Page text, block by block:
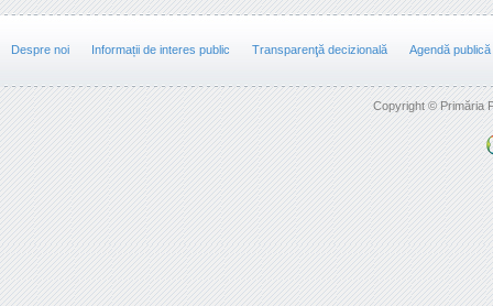
Despre noi Informații de interes public Transparenţă decizională Agendă publică
Copyright © Primăria